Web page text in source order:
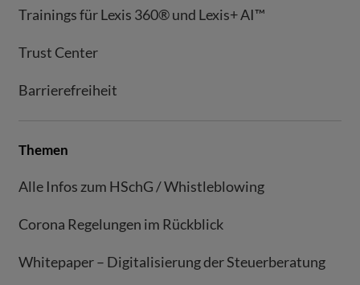
Trainings für Lexis 360® und Lexis+ AI™
Trust Center
Barrierefreiheit
Themen
Alle Infos zum HSchG / Whistleblowing
Corona Regelungen im Rückblick
Whitepaper – Digitalisierung der Steuerberatung